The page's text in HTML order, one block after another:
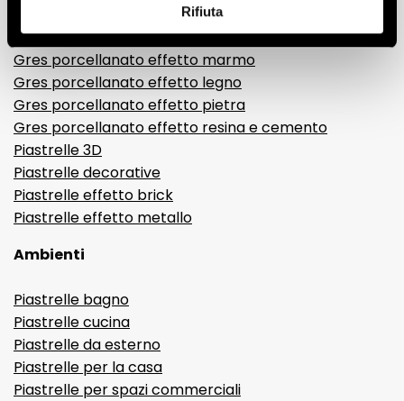
Rifiuta
Gres porcellanato effetto marmo
Gres porcellanato effetto legno
Gres porcellanato effetto pietra
Gres porcellanato effetto resina e cemento
Piastrelle 3D
Piastrelle decorative
Piastrelle effetto brick
Piastrelle effetto metallo
Ambienti
Piastrelle bagno
Piastrelle cucina
Piastrelle da esterno
Piastrelle per la casa
Piastrelle per spazi commerciali